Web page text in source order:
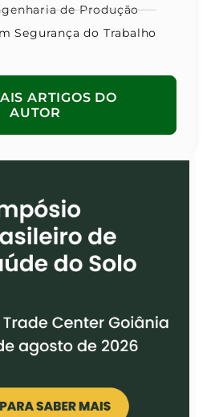
de Produção
Segurança do Trabalho
ARTIGOS DO
AUTOR